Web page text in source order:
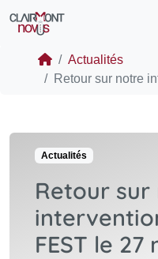
Actualités
Retour sur notre
Actualités
Retour sur
FEST le 27